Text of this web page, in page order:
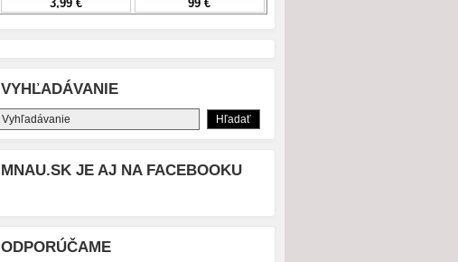
VYHĽADÁVANIE
MNAU.SK JE AJ NA FACEBOOKU
ODPORÚČAME